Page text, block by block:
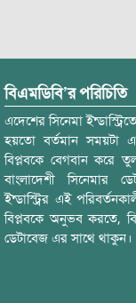
বিএমডিবি’র পরিচিতি
এদেশের সিনেমা
হয়তো বর্তমান সময়টা
বিপ্লবকে বেগবান করে
বাংলাদেশী সিনেমার
ইন্ডাস্ট্রির এই
বিপ্লবকে অনুভব করতে,
ডেটাবেজ এর সাথে থাকুন।